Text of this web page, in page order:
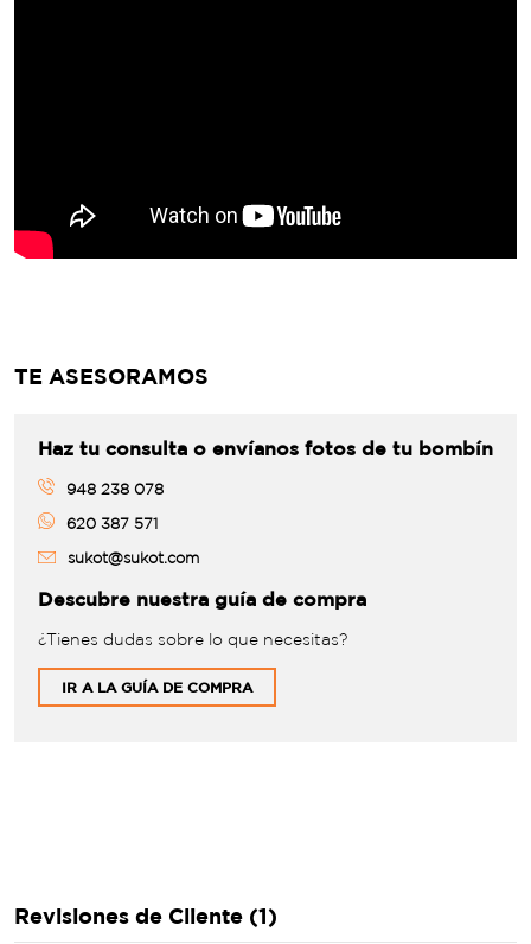
TE ASESORAMOS
Haz tu consulta o envíanos fotos de tu bombín
948 238 078
620 387 571
sukot@sukot.com
Descubre nuestra guía de compra
¿Tienes dudas sobre lo que necesitas?
IR A LA GUÍA DE COMPRA
Revisiones de Cliente (1)